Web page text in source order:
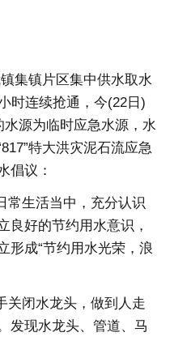
集镇片区集中供水取水
时连续抢通，今(22日)
源为临时应急水源，水
特大洪灾泥石流应急
倡议：
常生活当中，充分认识
良好的节约用水意识，
形成“节约用水光荣，浪
关闭水龙头，做到人走
发现水龙头、管道、马